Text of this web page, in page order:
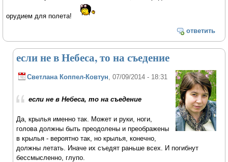
орудием для полета!
ответить
если не в Небеса, то на съедение
Светлана Коппел-Ковтун , 07/09/2014 - 18:31
если не в Небеса, то на съедение
Да, крылья именно так. Может и руки, ноги,
голова должны быть преодолены и преображены
в крылья - вероятно так, но крылья, конечно,
должны летать. Иначе их съедят раньше всех. И погибнут
бессмысленно, глупо.